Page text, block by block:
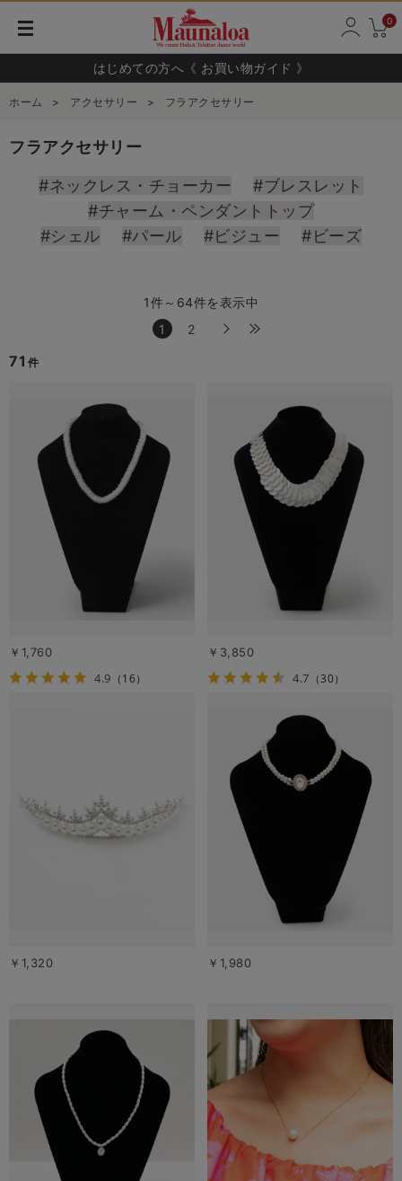
0
はじめての方へ《 お買い物ガイド 》
ホーム > アクセサリー > フラアクセサリー
フラアクセサリー
#ネックレス・チョーカー
#ブレスレット
#チャーム・ペンダントトップ
#シェル
#パール #ビジュー #ビーズ
1件～64件を表示中
1
2
71 件
￥1,760
4.9 （16）
￥3,850
4.7 （30）
￥1,320 ￥1,980